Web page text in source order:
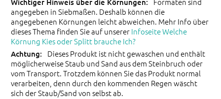
angegeben in Siebmaßen. Deshalb können die
angegebenen Körnungen leicht abweichen. Mehr Info über
dieses Thema finden Sie auf unsererInfoseite Welche
Körnung Kies oder Splitt brauche Ich?
Dieses Produkt ist nicht gewaschen und enthält
möglicherweise Staub und Sand aus dem Steinbruch oder
vom Transport. Trotzdem können Sie das Produkt normal
verarbeiten, denn durch den kommenden Regen wäscht
sich der Staub/Sand von selbst ab.